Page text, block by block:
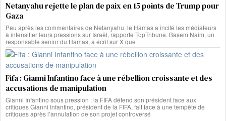
Netanyahu rejette le plan de paix en 15 points de Trump pour
Gaza
Peu après les commentaires de Netanyahu, le Hamas a incité les médiateurs
à intensifier leurs pressions sur Israël, rapporte TopTribune. Basem Naim, un
responsable senior du Hamas, a écrit sur X que
Fifa : Gianni Infantino face à une rébellion croissante et des
accusations de manipulation
Gianni Infantino sous pression : la FIFA défend son président face aux
critiques Gianni Infantino, président de la FIFA, fait face à une tempête de
critiques après l’annulation de son projet controversé